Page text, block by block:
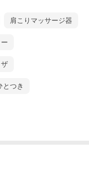
肩こりマッサージ器
とつき